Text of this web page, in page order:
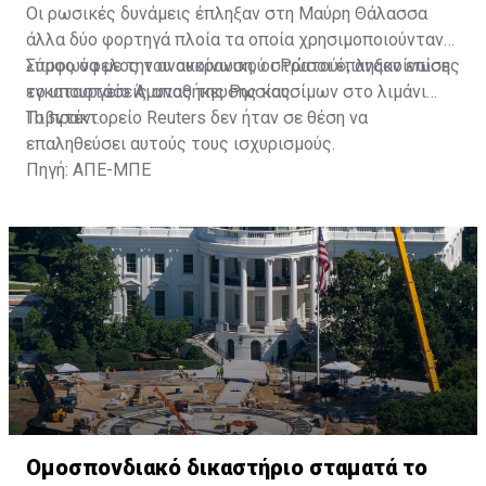
Οι ρωσικές δυνάμεις έπληξαν στη Μαύρη Θάλασσα
άλλα δύο φορτηγά πλοία τα οποία χρησιμοποιούνταν
«προς όφελος του ουκρανικού στρατού», ανακοίνωσε
το υπουργείο Άμυνας της Ρωσίας.
Σύμφωνα με την ανακοίνωση, οι Ρώσοι έπληξαν επίσης
εγκαταστάσεις αποθήκευσης καυσίμων στο λιμάνι
Πιβντένι.
Το πρακτορείο Reuters δεν ήταν σε θέση να
επαληθεύσει αυτούς τους ισχυρισμούς.
Πηγή: ΑΠΕ-ΜΠΕ
Ομοσπονδιακό δικαστήριο σταματά το